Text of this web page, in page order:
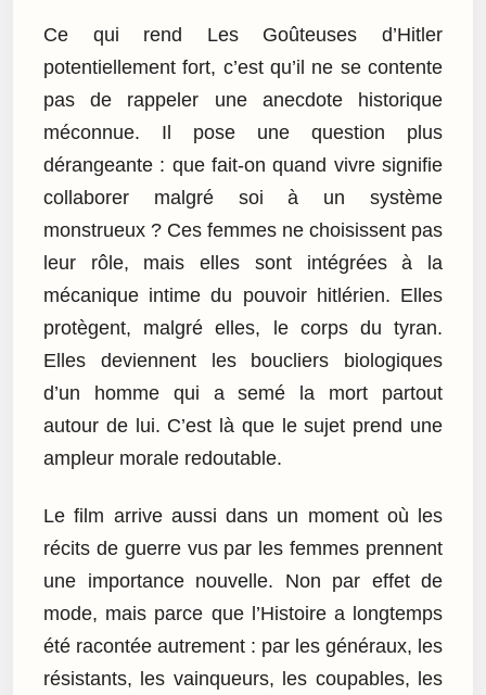
Ce qui rend Les Goûteuses d’Hitler
potentiellement fort, c’est qu’il ne se contente
pas de rappeler une anecdote historique
méconnue. Il pose une question plus
dérangeante : que fait-on quand vivre signifie
collaborer malgré soi à un système
monstrueux ? Ces femmes ne choisissent pas
leur rôle, mais elles sont intégrées à la
mécanique intime du pouvoir hitlérien. Elles
protègent, malgré elles, le corps du tyran.
Elles deviennent les boucliers biologiques
d’un homme qui a semé la mort partout
autour de lui. C’est là que le sujet prend une
ampleur morale redoutable.
Le film arrive aussi dans un moment où les
récits de guerre vus par les femmes prennent
une importance nouvelle. Non par effet de
mode, mais parce que l’Histoire a longtemps
été racontée autrement : par les généraux, les
résistants, les vainqueurs, les coupables, les